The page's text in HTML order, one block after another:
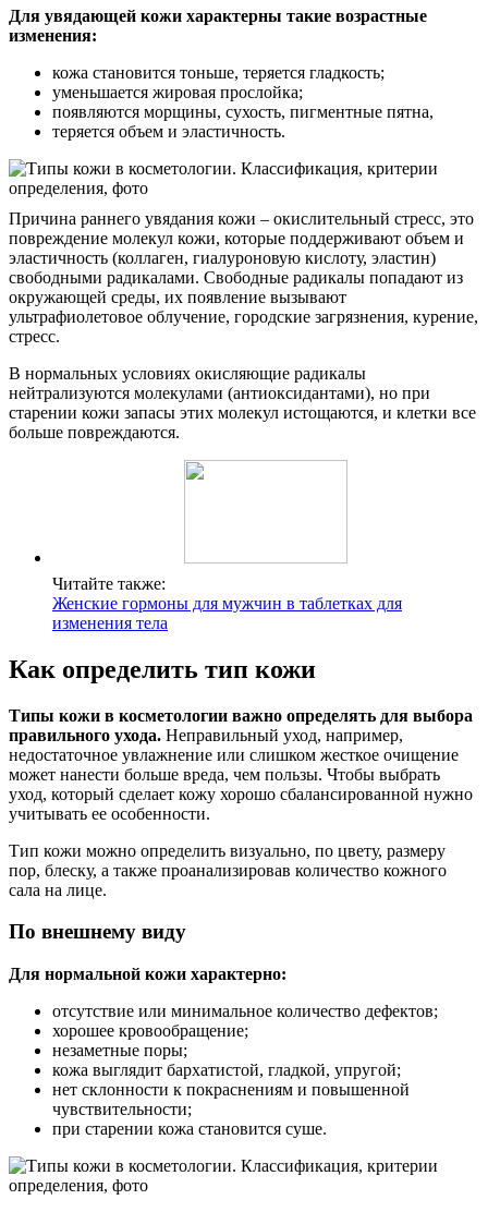
Для увядающей кожи характерны такие возрастные
изменения:
кожа становится тоньше, теряется гладкость;
уменьшается жировая прослойка;
появляются морщины, сухость, пигментные пятна,
теряется объем и эластичность.
Причина раннего увядания кожи – окислительный стресс, это
повреждение молекул кожи, которые поддерживают объем и
эластичность (коллаген, гиалуроновую кислоту, эластин)
свободными радикалами. Свободные радикалы попадают из
окружающей среды, их появление вызывают
ультрафиолетовое облучение, городские загрязнения, курение,
стресс.
В нормальных условиях окисляющие радикалы
нейтрализуются молекулами (антиоксидантами), но при
старении кожи запасы этих молекул истощаются, и клетки все
больше повреждаются.
Читайте также:
Женские гормоны для мужчин в таблетках для
изменения тела
Как определить тип кожи
Типы кожи в косметологии важно определять для выбора
правильного ухода. Неправильный уход, например,
недостаточное увлажнение или слишком жесткое очищение
может нанести больше вреда, чем пользы. Чтобы выбрать
уход, который сделает кожу хорошо сбалансированной нужно
учитывать ее особенности.
Тип кожи можно определить визуально, по цвету, размеру
пор, блеску, а также проанализировав количество кожного
сала на лице.
По внешнему виду
Для нормальной кожи характерно:
отсутствие или минимальное количество дефектов;
хорошее кровообращение;
незаметные поры;
кожа выглядит бархатистой, гладкой, упругой;
нет склонности к покраснениям и повышенной
чувствительности;
при старении кожа становится суше.